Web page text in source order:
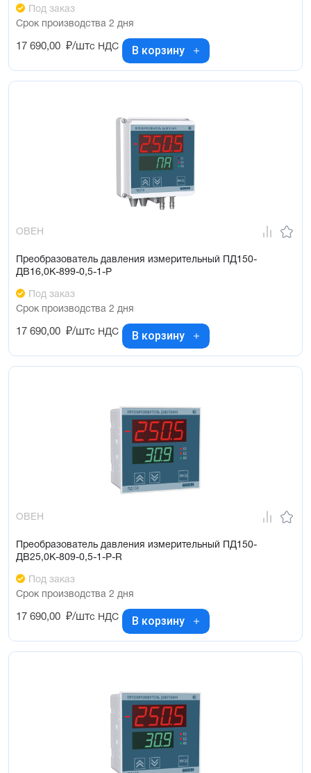
Под заказ
Срок производства 2 дня
17 690,00 ₽/штс НДС В корзину
ОВЕН
Преобразователь давления измерительный ПД150-
ДВ16,0К-899-0,5-1-Р
Под заказ
Срок производства 2 дня
17 690,00 ₽/штс НДС В корзину
ОВЕН
Преобразователь давления измерительный ПД150-
ДВ25,0К-809-0,5-1-Р-R
Под заказ
Срок производства 2 дня
17 690,00 ₽/штс НДС В корзину